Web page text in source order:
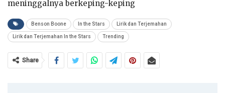
meninggalnya berkeping-keping
Benson Boone In the Stars Lirik dan Terjemahan
Lirik dan Terjemahan In the Stars Trending
Share